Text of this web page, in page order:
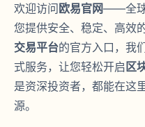
欢迎访问欧易官网——全
您提供安全、稳定、高效
交易平台的官方入口，我
式服务，让您轻松开启区
是资深投资者，都能在这
源。